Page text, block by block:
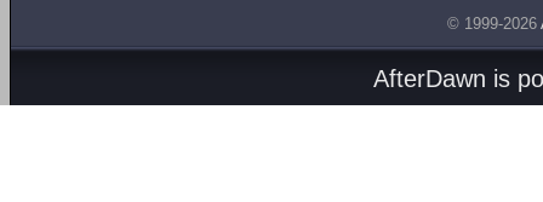
© 1999-2026
AfterDawn is